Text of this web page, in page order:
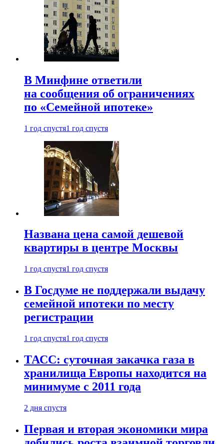
В Минфине ответили
на сообщения об ограничениях
по «Семейной ипотеке»
1 год спустя1 год спустя
Названа цена самой дешевой
квартиры в центре Москвы
1 год спустя1 год спустя
В Госдуме не поддержали выдачу
семейной ипотеки по месту
регистрации
1 год спустя1 год спустя
ТАСС: суточная закачка газа в
хранилища Европы находится на
минимуме с 2011 года
2 дня спустя
Первая и вторая экономики мира